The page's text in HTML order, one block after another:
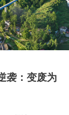
袭：变废为